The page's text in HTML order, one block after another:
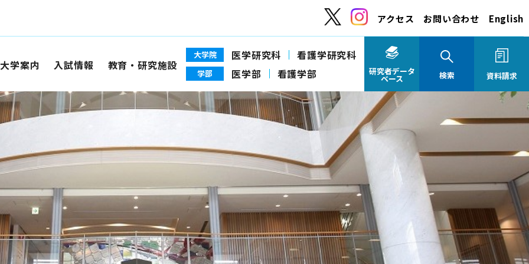
アクセス お問い合わせ English
大学案内 入試情報 教育・研究施設
大学院 医学研究科 看護学研究科
学部 医学部 看護学部 研究者データ
ベース 検索 資料請求